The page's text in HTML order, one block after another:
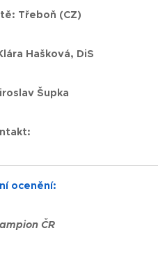
Třeboň (CZ)
Hašková, DiS
Šupka
ocenění:
ČR